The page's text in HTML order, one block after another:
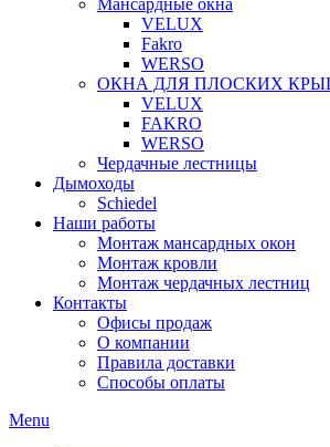
Мансардные окна
VELUX
Fakro
WERSO
ОКНА ДЛЯ ПЛОСКИХ
VELUX
FAKRO
WERSO
Чердачные лестницы
Дымоходы
Schiedel
Наши работы
Монтаж мансардных окон
Монтаж кровли
Монтаж чердачных лестниц
Контакты
Офисы продаж
О компании
Правила доставки
Способы оплаты
Menu